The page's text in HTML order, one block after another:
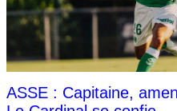
ASSE : Capitaine,